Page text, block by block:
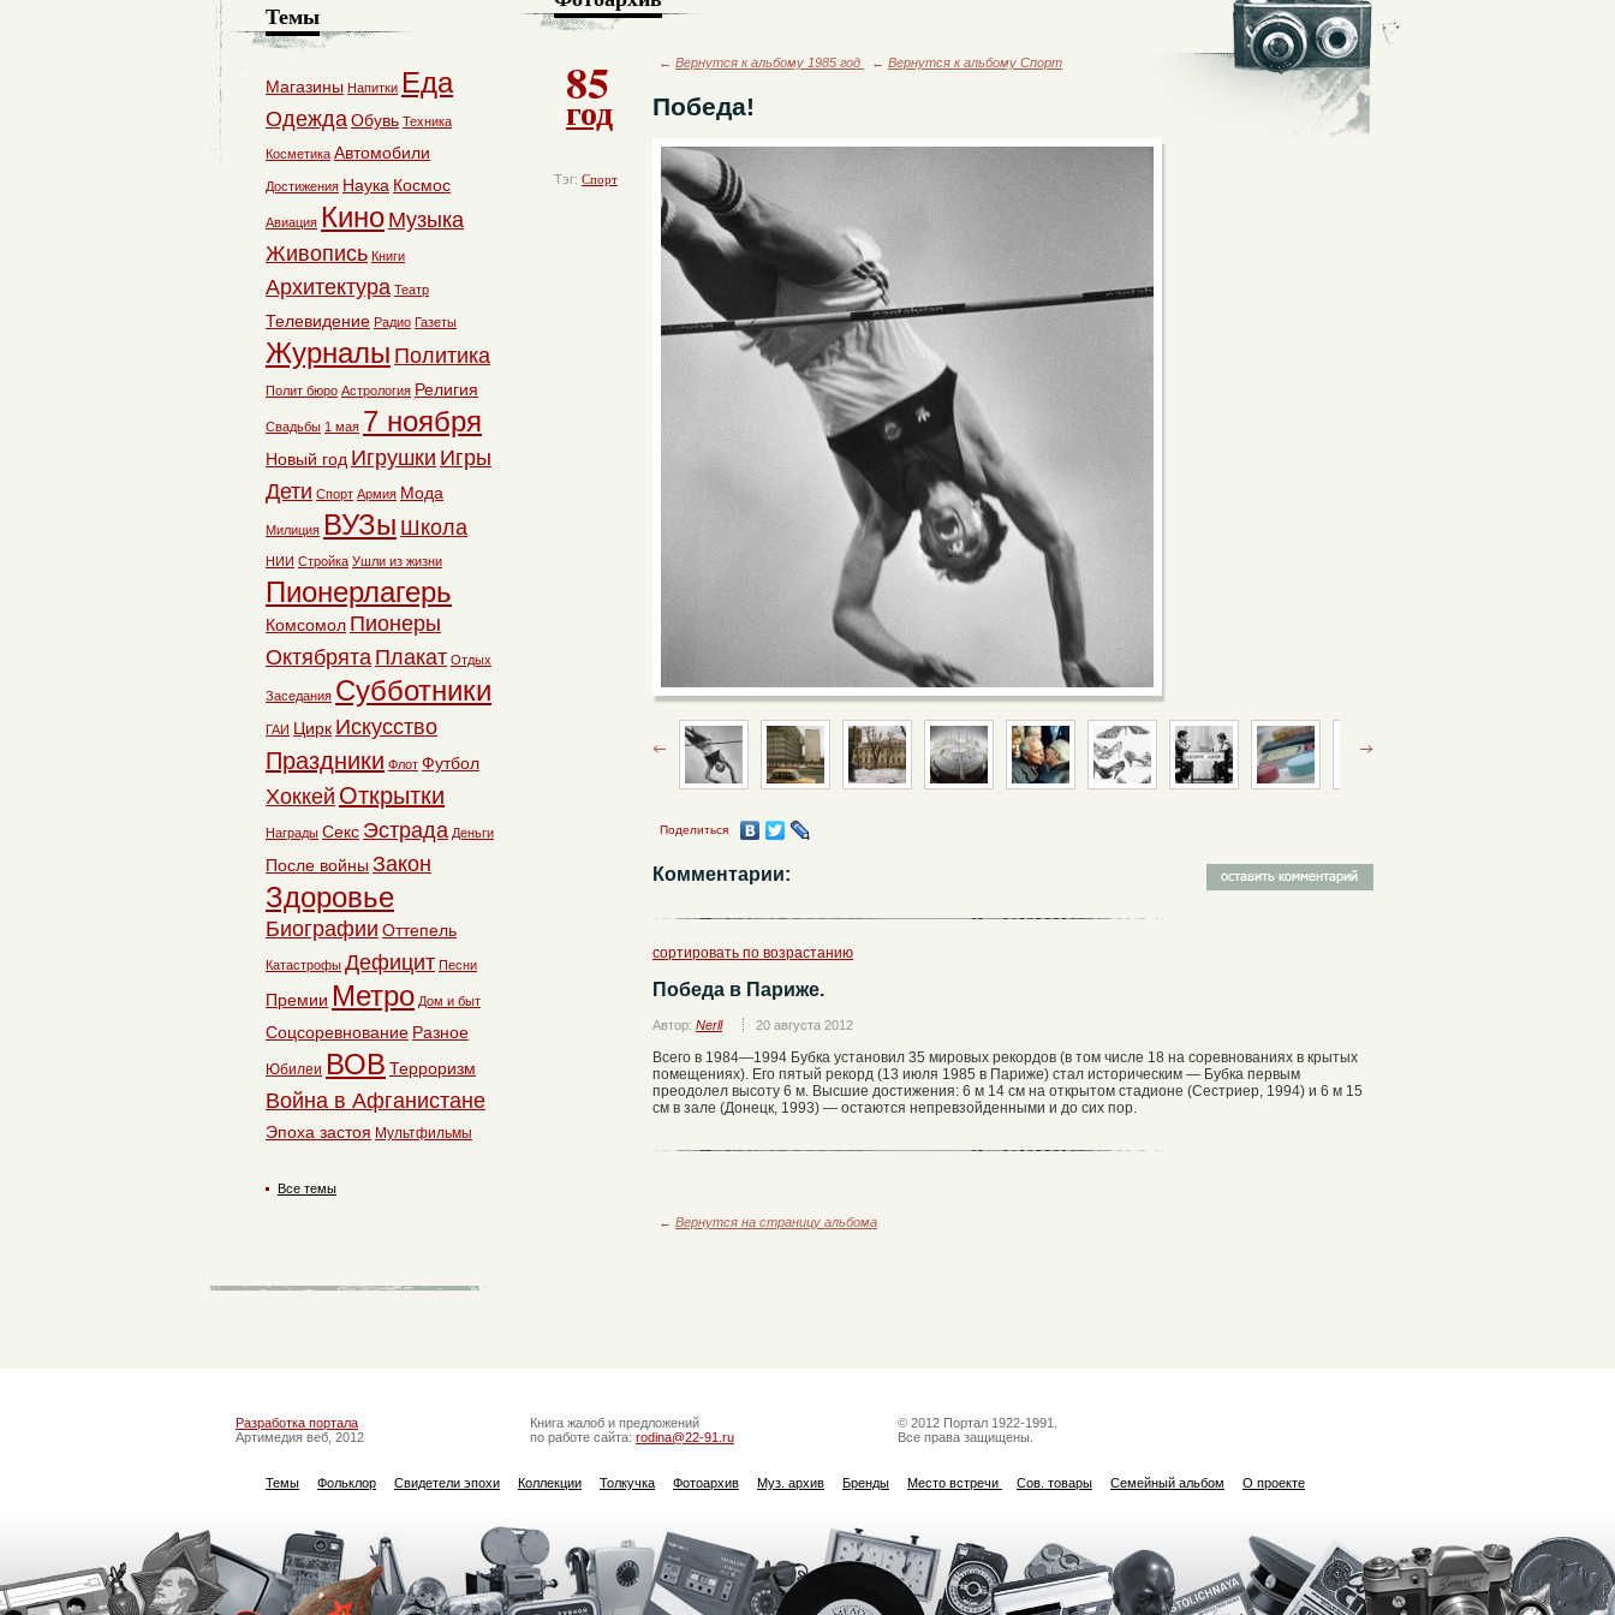
85
год
Тэг: Спорт
← Вернутся к альбому 1985 год ← Вернутся к альбому Спорт
Победа!
Поделиться
Комментарии:
сортировать по возрастанию
Победа в Париже.
Автор: Nerll 20 августа 2012
Всего в 1984—1994 Бубка установил 35 мировых рекордов (в том числе 18 на соревнованиях в крытых
помещениях). Его пятый рекорд (13 июля 1985 в Париже) стал историческим — Бубка первым
преодолел высоту 6 м. Высшие достижения: 6 м 14 см на открытом стадионе (Сестриер, 1994) и 6 м 15
см в зале (Донецк, 1993) — остаются непревзойденными и до сих пор.
← Вернутся на страницу альбома
Темы
Магазины Напитки Еда
ОдеждаОбувь Техника
Косметика Автомобили
Достижения Наука Космос
Авиация Кино Музыка
Живопись Книги
Архитектура Театр
Телевидение Радио Газеты
Журналы Политика
Полит бюро Астрология Религия
Свадьбы 1 мая 7 ноября
Новый год Игрушки Игры
Дети Спорт Армия Мода
Милиция ВУЗы Школа
НИИ Стройка Ушли из жизни
Пионерлагерь
Комсомол Пионеры
Октябрята Плакат Отдых
Заседания Субботники
ГАИ Цирк Искусство
Праздники Флот Футбол
Хоккей Открытки
Награды Секс Эстрада Деньги
После войны Закон
Здоровье
Биографии Оттепель
Катастрофы Дефицит Песни
Премии Метро Дом и быт
Соцсоревнование Разное
Юбилеи ВОВ Терроризм
Война в Афганистане
Эпоха застоя Мультфильмы
Все темы
Разработка портала
Артимедия веб, 2012
Книга жалоб и предложений
по работе сайта: rodina@22-91.ru
© 2012 Портал 1922-1991.
Все права защищены.
Темы Фольклор Свидетели эпохи Коллекции Толкучка Фотоархив Муз. архив Бренды Место встречи Сов. товары Семейный альбом О проекте